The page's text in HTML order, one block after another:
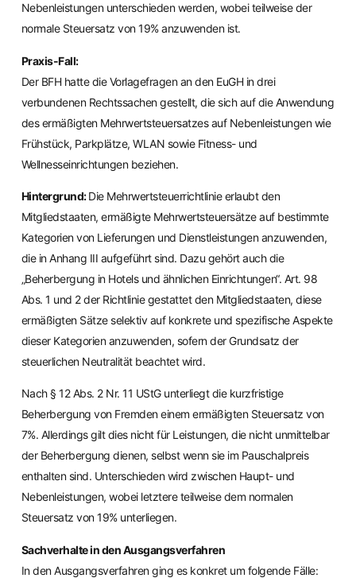
Nebenleistungen unterschieden werden, wobei teilweise der
normale Steuersatz von 19% anzuwenden ist.
Praxis-Fall:
Der BFH hatte die Vorlagefragen an den EuGH in drei
verbundenen Rechtssachen gestellt, die sich auf die Anwendung
des ermäßigten Mehrwertsteuersatzes auf Nebenleistungen wie
Frühstück, Parkplätze, WLAN sowie Fitness- und
Wellnesseinrichtungen beziehen.
Hintergrund:Die Mehrwertsteuerrichtlinie erlaubt den
Mitgliedstaaten, ermäßigte Mehrwertsteuersätze auf bestimmte
Kategorien von Lieferungen und Dienstleistungen anzuwenden,
die in Anhang III aufgeführt sind. Dazu gehört auch die
„Beherbergung in Hotels und ähnlichen Einrichtungen“. Art. 98
Abs. 1 und 2 der Richtlinie gestattet den Mitgliedstaaten, diese
ermäßigten Sätze selektiv auf konkrete und spezifische Aspekte
dieser Kategorien anzuwenden, sofern der Grundsatz der
steuerlichen Neutralität beachtet wird.
Nach § 12 Abs. 2 Nr. 11 UStG unterliegt die kurzfristige
Beherbergung von Fremden einem ermäßigten Steuersatz von
7%. Allerdings gilt dies nicht für Leistungen, die nicht unmittelbar
der Beherbergung dienen, selbst wenn sie im Pauschalpreis
enthalten sind. Unterschieden wird zwischen Haupt- und
Nebenleistungen, wobei letztere teilweise dem normalen
Steuersatz von 19% unterliegen.
Sachverhalte in den Ausgangsverfahren
In den Ausgangsverfahren ging es konkret um folgende Fälle: